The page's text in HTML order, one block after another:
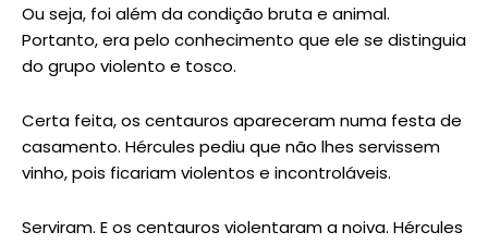
Ou seja, foi além da condição bruta e animal.
Portanto, era pelo conhecimento que ele se distinguia
do grupo violento e tosco.
Certa feita, os centauros apareceram numa festa de
casamento. Hércules pediu que não lhes servissem
vinho, pois ficariam violentos e incontroláveis.
Serviram. E os centauros violentaram a noiva. Hércules